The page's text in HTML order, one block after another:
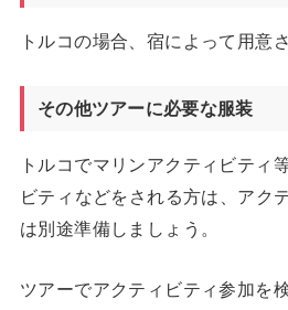
トルコの場合、宿によって用意
その他ツアーに必要な服装
トルコでマリンアクティビティ
ビティなどをされる方は、アク
は別途準備しましょう。
ツアーでアクティビティ参加を